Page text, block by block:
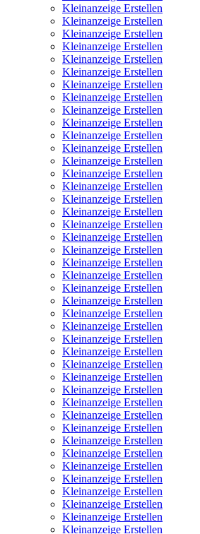
Kleinanzeige Erstellen
Kleinanzeige Erstellen
Kleinanzeige Erstellen
Kleinanzeige Erstellen
Kleinanzeige Erstellen
Kleinanzeige Erstellen
Kleinanzeige Erstellen
Kleinanzeige Erstellen
Kleinanzeige Erstellen
Kleinanzeige Erstellen
Kleinanzeige Erstellen
Kleinanzeige Erstellen
Kleinanzeige Erstellen
Kleinanzeige Erstellen
Kleinanzeige Erstellen
Kleinanzeige Erstellen
Kleinanzeige Erstellen
Kleinanzeige Erstellen
Kleinanzeige Erstellen
Kleinanzeige Erstellen
Kleinanzeige Erstellen
Kleinanzeige Erstellen
Kleinanzeige Erstellen
Kleinanzeige Erstellen
Kleinanzeige Erstellen
Kleinanzeige Erstellen
Kleinanzeige Erstellen
Kleinanzeige Erstellen
Kleinanzeige Erstellen
Kleinanzeige Erstellen
Kleinanzeige Erstellen
Kleinanzeige Erstellen
Kleinanzeige Erstellen
Kleinanzeige Erstellen
Kleinanzeige Erstellen
Kleinanzeige Erstellen
Kleinanzeige Erstellen
Kleinanzeige Erstellen
Kleinanzeige Erstellen
Kleinanzeige Erstellen
Kleinanzeige Erstellen
Kleinanzeige Erstellen